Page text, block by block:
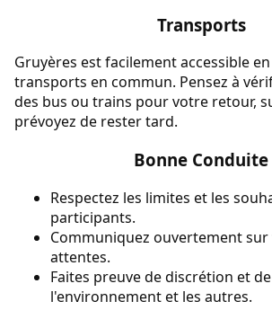
Transports
Gruyères est facilement accessible
transports en commun. Pensez à
des bus ou trains pour votre retour,
prévoyez de rester tard.
Bonne Conduite
Respectez les limites et les
participants.
Communiquez ouvertement sur
attentes.
Faites preuve de discrétion et
l'environnement et les autres.